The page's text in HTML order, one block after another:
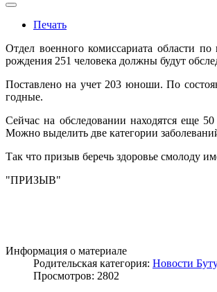
Печать
Отдел военного комиссариата области
рождения 251 человека должны будут
Поставлено на учет 203 юноши. По
годные.
Сейчас на обследовании находятся еще
Можно выделить две категории
Так что призыв беречь здоровье смолоду
"ПРИЗЫВ"
Информация о материале
Родительская категория: Новости
Просмотров: 2802